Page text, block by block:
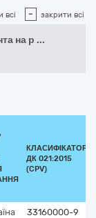
всі - закрити всі
на р ...
КЛАСИФІКАТОР
ДК 021:2015
(CPV)
33160000-9